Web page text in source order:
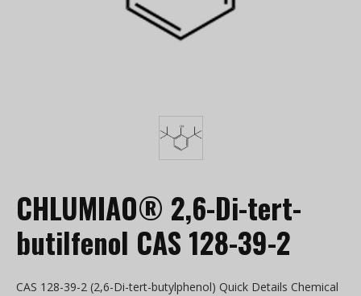
CHLUMIAO® 2,6-Di-tert-
butilfenol CAS 128-39-2
CAS 128-39-2 (2,6-Di-tert-butylphenol) Quick Details Chemical